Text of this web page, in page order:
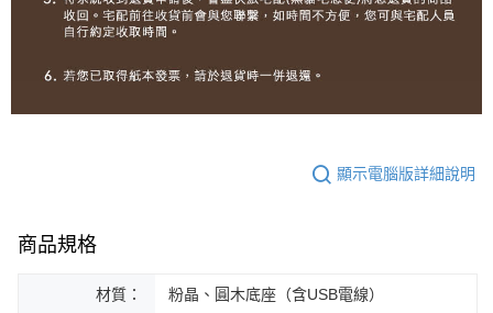
顯示電腦版詳細說明
商品規格
材質： 粉晶、圓木底座（含USB電線）